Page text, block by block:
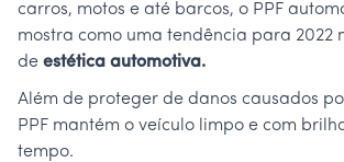
carros, motos e até barcos, o PPF
mostra como uma tendência para 2022
de estética automotiva.
Além de proteger de danos causados
PPF mantém o veículo limpo e com
tempo.